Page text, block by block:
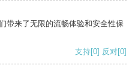
带来了无限的流畅体验和安全性保
支持[0] 反对[0]